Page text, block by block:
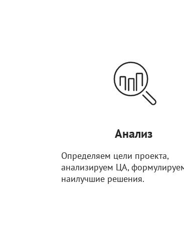
Анализ
Определяем цели проекта,
анализируем ЦА,
наилучшие решения.